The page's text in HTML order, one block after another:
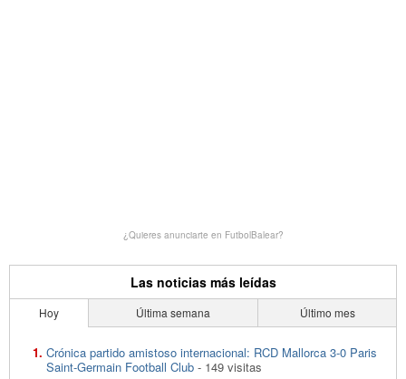
¿Quieres anunciarte en FutbolBalear?
Las noticias más leídas
Hoy Última semana Último mes
Crónica partido amistoso internacional: RCD Mallorca 3-0 Paris
Saint-Germain Football Club - 149 visitas